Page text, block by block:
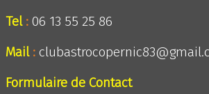
Tel: 06 13 55 25 86
Mail:
Formulaire de Contact